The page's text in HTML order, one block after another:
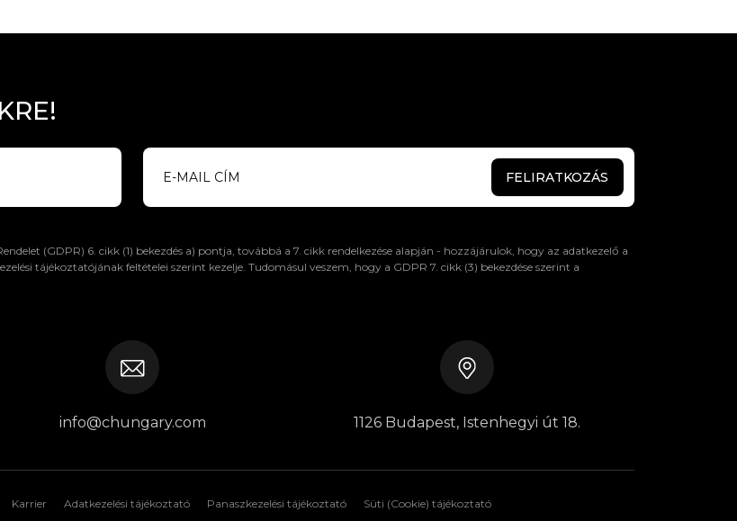
KRE!
FELIRATKOZÁS
(GDPR) 6. cikk (1) bekezdés a) pontja, továbbá a 7. cikk rendelkezése alapján - hozzájárulok, hogy az adatkezelő a
tájékoztatójának feltételei szerint kezelje. Tudomásul veszem, hogy a GDPR 7. cikk (3) bekezdése szerint a
info@chungary.com 1126 Budapest, Istenhegyi út 18.
Karrier Adatkezelési tájékoztató Panaszkezelési tájékoztató
Süti (Cookie) tájékoztató